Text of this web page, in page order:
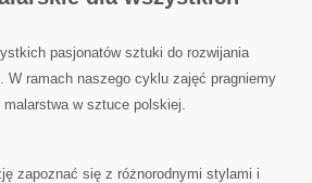
pasjonatów sztuki ⁢do rozwijania
ramach naszego cyklu zajęć⁢ pragniemy
w sztuce polskiej.
zapoznać ⁢się z ‍różnorodnymi stylami i